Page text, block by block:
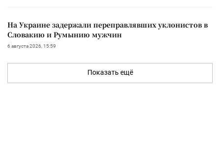
На Украине задержали переправлявших уклонистов в
Словакию и Румынию мужчин
6 августа 2026, 15:59
Показать ещё